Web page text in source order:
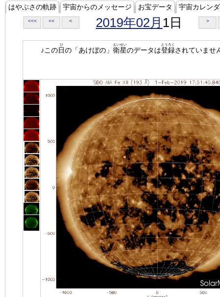
はやぶさの軌跡 宇宙からのメッセージ お宝データ 宇宙カレン
<<< << < 2019年02月 1日 >
♪この日
ひ
の「あけぼの」 衛星
えいせい
のデータは登録
とうろく
されていませ